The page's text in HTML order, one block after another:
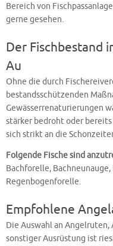
Bereich von
gerne gesehen.
Der Fischbestand
Au
Ohne die durch
bestandsschützenden
Gewässerrenaturierungen
stärker bedroht oder
sich strikt an die
Folgende Fische sind
Bachforelle,
Regenbogenforelle.
Empfohlene
Die Auswahl an
sonstiger Ausrüstung ist